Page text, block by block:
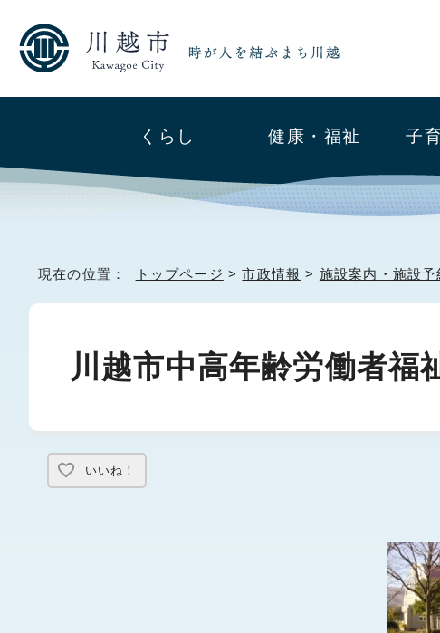
くらし 健康・福祉 子
現在の位置： トップページ >市政情報 > 施設案内・施設予
川越市中高年齢労働者福
いいね！